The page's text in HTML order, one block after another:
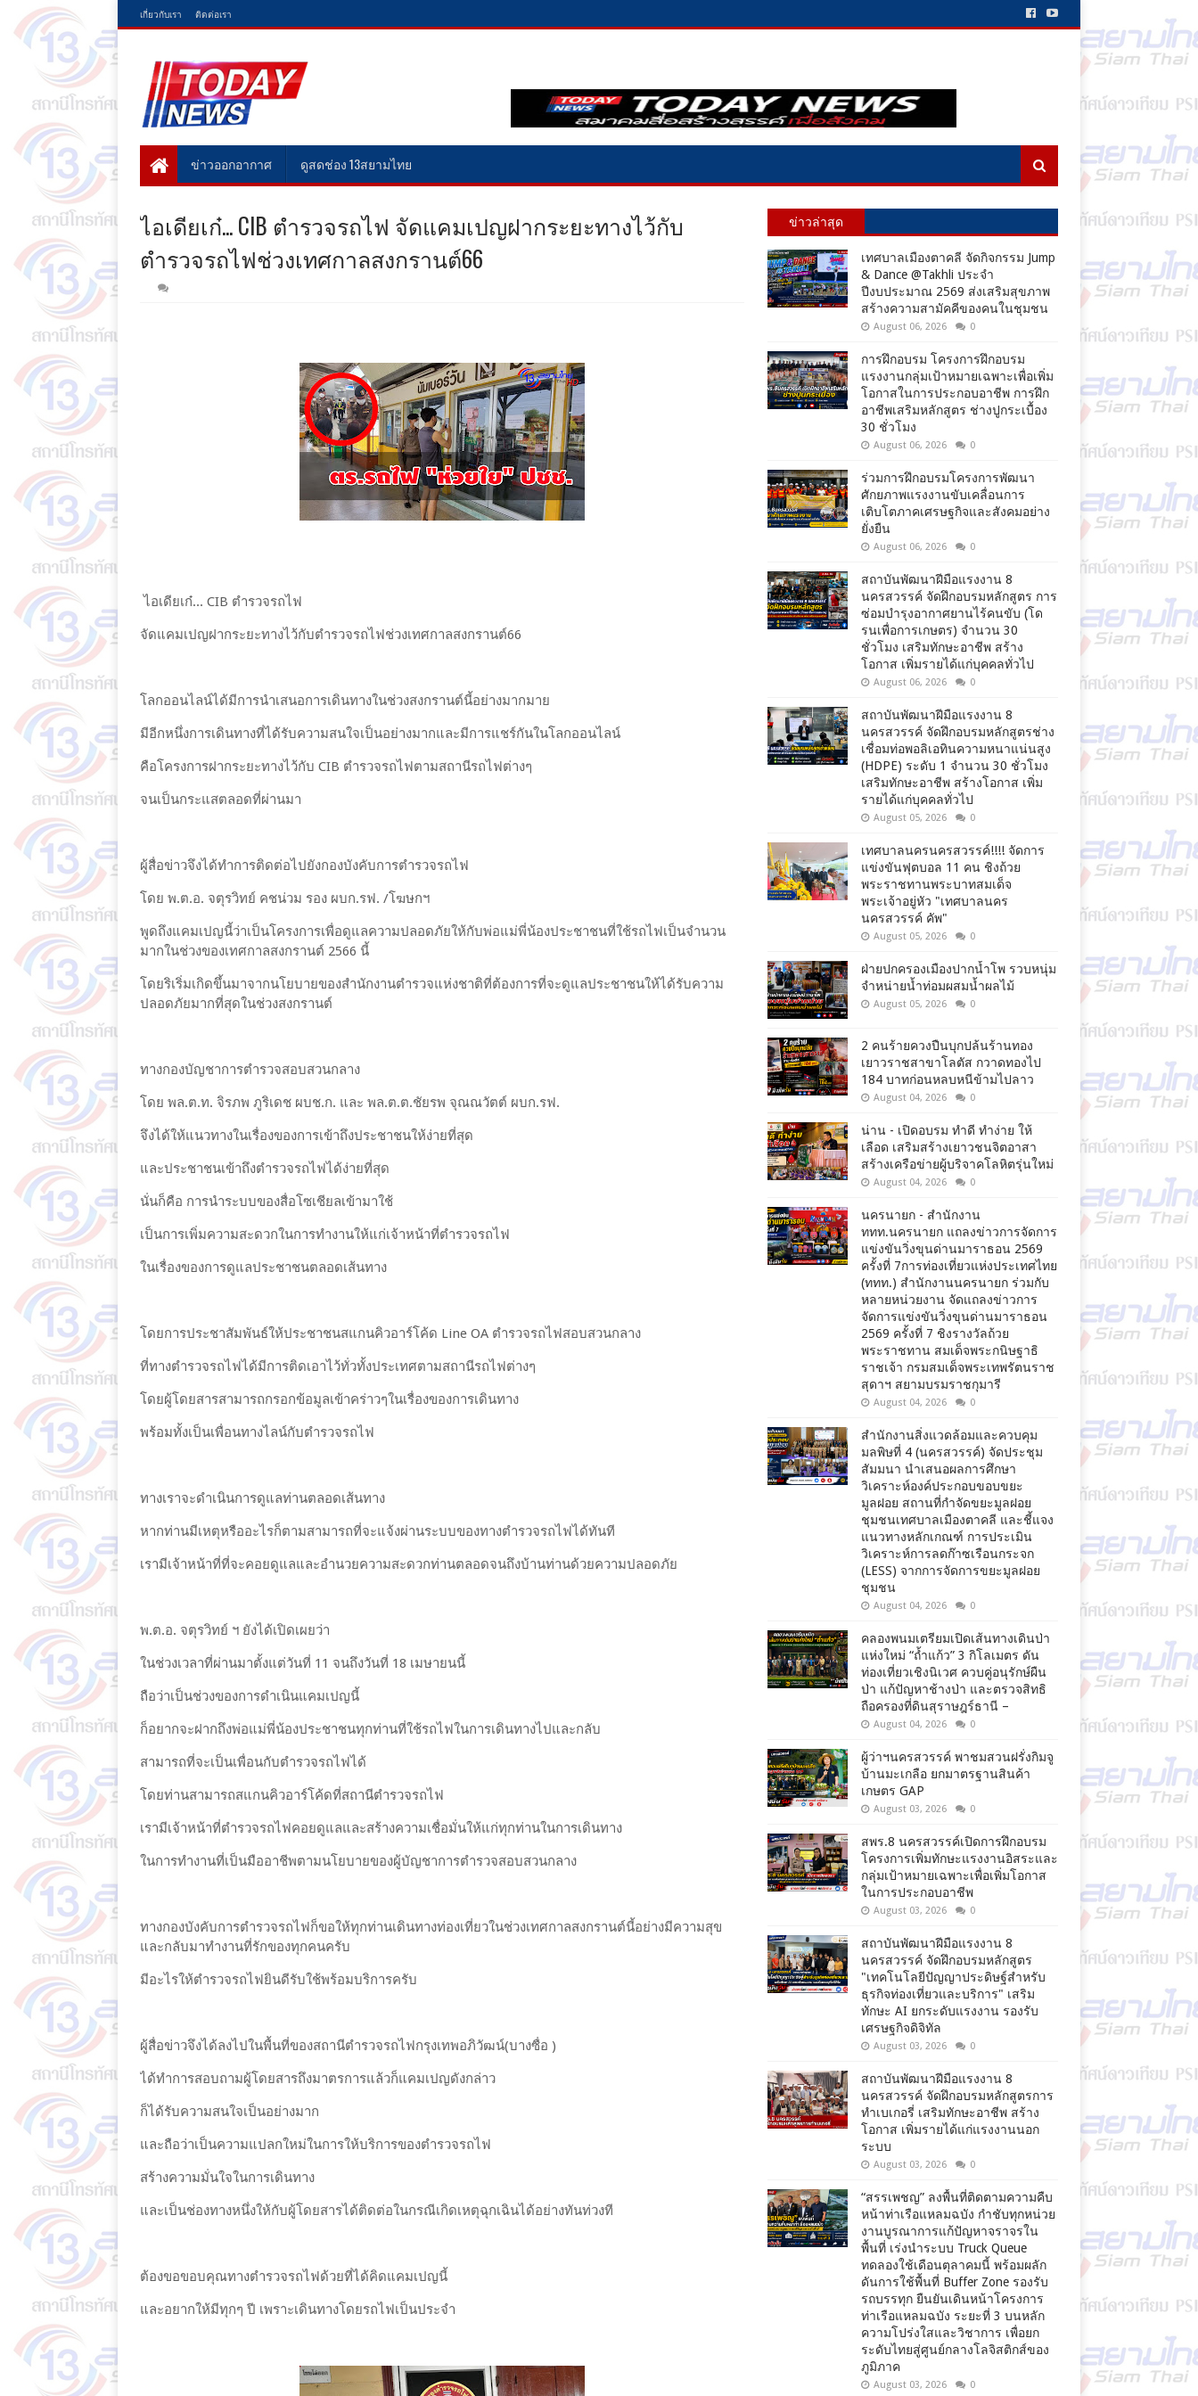
เกี่ยวกับเรา ติดต่อเรา
ข่าวออกอากาศ ดูสดช่อง 13สยามไทย
ไอเดียเก๋... CIB ตำรวจรถไฟ จัดแคมเปญฝากระยะทางไว้กับ
ตำรวจรถไฟช่วงเทศกาลสงกรานต์66
ไอเดียเก๋... CIB ตำรวจรถไฟ
จัดแคมเปญฝากระยะทางไว้กับตำรวจรถไฟช่วงเทศกาลสงกรานต์66
โลกออนไลน์ได้มีการนำเสนอการเดินทางในช่วงสงกรานต์นี้อย่างมากมาย
มีอีกหนึ่งการเดินทางที่ได้รับความสนใจเป็นอย่างมากและมีการแชร์กันในโลกออนไลน์
คือโครงการฝากระยะทางไว้กับ CIB ตำรวจรถไฟตามสถานีรถไฟต่างๆ
จนเป็นกระแสตลอดที่ผ่านมา
ผู้สื่อข่าวจึงได้ทำการติดต่อไปยังกองบังคับการตำรวจรถไฟ
โดย พ.ต.อ. จตุรวิทย์ คชน่วม รอง ผบก.รฟ. /โฆษกฯ
พูดถึงแคมเปญนี้ว่าเป็นโครงการเพื่อดูแลความปลอดภัยให้กับพ่อแม่พี่น้องประชาชนที่ใช้รถไฟเป็นจำนวน
มากในช่วงของเทศกาลสงกรานต์ 2566 นี้
โดยริเริ่มเกิดขึ้นมาจากนโยบายของสำนักงานตำรวจแห่งชาติที่ต้องการที่จะดูแลประชาชนให้ได้รับความ
ปลอดภัยมากที่สุดในช่วงสงกรานต์
ทางกองบัญชาการตำรวจสอบสวนกลาง
โดย พล.ต.ท. จิรภพ ภูริเดช ผบช.ก. และ พล.ต.ต.ชัยรพ จุณณวัตต์ ผบก.รฟ.
จึงได้ให้แนวทางในเรื่องของการเข้าถึงประชาชนให้ง่ายที่สุด
และประชาชนเข้าถึงตำรวจรถไฟได้ง่ายที่สุด
นั่นก็คือ การนำระบบของสื่อโซเชียลเข้ามาใช้
เป็นการเพิ่มความสะดวกในการทำงานให้แก่เจ้าหน้าที่ตำรวจรถไฟ
ในเรื่องของการดูแลประชาชนตลอดเส้นทาง
โดยการประชาสัมพันธ์ให้ประชาชนสแกนคิวอาร์โค้ด Line OA ตำรวจรถไฟสอบสวนกลาง
ที่ทางตำรวจรถไฟได้มีการติดเอาไว้ทั่วทั้งประเทศตามสถานีรถไฟต่างๆ
โดยผู้โดยสารสามารถกรอกข้อมูลเข้าคร่าวๆในเรื่องของการเดินทาง
พร้อมทั้งเป็นเพื่อนทางไลน์กับตำรวจรถไฟ
ทางเราจะดำเนินการดูแลท่านตลอดเส้นทาง
หากท่านมีเหตุหรืออะไรก็ตามสามารถที่จะแจ้งผ่านระบบของทางตำรวจรถไฟได้ทันที
เรามีเจ้าหน้าที่ที่จะคอยดูแลและอำนวยความสะดวกท่านตลอดจนถึงบ้านท่านด้วยความปลอดภัย
พ.ต.อ. จตุรวิทย์ ฯ ยังได้เปิดเผยว่า
ในช่วงเวลาที่ผ่านมาตั้งแต่วันที่ 11 จนถึงวันที่ 18 เมษายนนี้
ถือว่าเป็นช่วงของการดำเนินแคมเปญนี้
ก็อยากจะฝากถึงพ่อแม่พี่น้องประชาชนทุกท่านที่ใช้รถไฟในการเดินทางไปและกลับ
สามารถที่จะเป็นเพื่อนกับตำรวจรถไฟได้
โดยท่านสามารถสแกนคิวอาร์โค้ดที่สถานีตำรวจรถไฟ
เรามีเจ้าหน้าที่ตำรวจรถไฟคอยดูแลและสร้างความเชื่อมั่นให้แก่ทุกท่านในการเดินทาง
ในการทำงานที่เป็นมืออาชีพตามนโยบายของผู้บัญชาการตำรวจสอบสวนกลาง
ทางกองบังคับการตำรวจรถไฟก็ขอให้ทุกท่านเดินทางท่องเที่ยวในช่วงเทศกาลสงกรานต์นี้อย่างมีความสุข
และกลับมาทำงานที่รักของทุกคนครับ
มีอะไรให้ตำรวจรถไฟยินดีรับใช้พร้อมบริการครับ
ผู้สื่อข่าวจึงได้ลงไปในพื้นที่ของสถานีตำรวจรถไฟกรุงเทพอภิวัฒน์(บางซื่อ )
ได้ทำการสอบถามผู้โดยสารถึงมาตรการแล้วก็แคมเปญดังกล่าว
ก็ได้รับความสนใจเป็นอย่างมาก
และถือว่าเป็นความแปลกใหม่ในการให้บริการของตำรวจรถไฟ
สร้างความมั่นใจในการเดินทาง
และเป็นช่องทางหนึ่งให้กับผู้โดยสารได้ติดต่อในกรณีเกิดเหตุฉุกเฉินได้อย่างทันท่วงที
ต้องขอขอบคุณทางตำรวจรถไฟด้วยที่ได้คิดแคมเปญนี้
และอยากให้มีทุกๆ ปี เพราะเดินทางโดยรถไฟเป็นประจำ
ข่าวล่าสุด
เทศบาลเมืองตาคลี จัดกิจกรรม Jump
& Dance @Takhli ประจำ
ปีงบประมาณ 2569 ส่งเสริมสุขภาพ
สร้างความสามัคคีของคนในชุมชน
August 06, 2026 0
การฝึกอบรม โครงการฝึกอบรม
แรงงานกลุ่มเป้าหมายเฉพาะเพื่อเพิ่ม
โอกาสในการประกอบอาชีพ การฝึก
อาชีพเสริมหลักสูตร ช่างปูกระเบื้อง
30 ชั่วโมง
August 06, 2026 0
ร่วมการฝึกอบรมโครงการพัฒนา
ศักยภาพแรงงานขับเคลื่อนการ
เติบโตภาคเศรษฐกิจและสังคมอย่าง
ยั่งยืน
August 06, 2026 0
สถาบันพัฒนาฝีมือแรงงาน 8
นครสวรรค์ จัดฝึกอบรมหลักสูตร การ
ซ่อมบำรุงอากาศยานไร้คนขับ (โด
รนเพื่อการเกษตร) จำนวน 30
ชั่วโมง เสริมทักษะอาชีพ สร้าง
โอกาส เพิ่มรายได้แก่บุคคลทั่วไป
August 06, 2026 0
สถาบันพัฒนาฝีมือแรงงาน 8
นครสวรรค์ จัดฝึกอบรมหลักสูตรช่าง
เชื่อมท่อพอลิเอทินความหนาแน่นสูง
(HDPE) ระดับ 1 จำนวน 30 ชั่วโมง
เสริมทักษะอาชีพ สร้างโอกาส เพิ่ม
รายได้แก่บุคคลทั่วไป
August 05, 2026 0
เทศบาลนครนครสวรรค์!!!! จัดการ
แข่งขันฟุตบอล 11 คน ชิงถ้วย
พระราชทานพระบาทสมเด็จ
พระเจ้าอยู่หัว "เทศบาลนคร
นครสวรรค์ คัพ"
August 05, 2026 0
ฝ่ายปกครองเมืองปากน้ำโพ รวบหนุ่ม
จำหน่ายน้ำท่อมผสมน้ำผลไม้
August 05, 2026 0
2 คนร้ายควงปืนบุกปล้นร้านทอง
เยาวราชสาขาโลตัส กวาดทองไป
184 บาทก่อนหลบหนีข้ามไปลาว
August 04, 2026 0
น่าน - เปิดอบรม ทำดี ทำง่าย ให้
เลือด เสริมสร้างเยาวชนจิตอาสา
สร้างเครือข่ายผู้บริจาคโลหิตรุ่นใหม่
August 04, 2026 0
นครนายก - สำนักงาน
ททท.นครนายก แถลงข่าวการจัดการ
แข่งขันวิ่งขุนด่านมาราธอน 2569
ครั้งที่ 7การท่องเที่ยวแห่งประเทศไทย
(ททท.) สำนักงานนครนายก ร่วมกับ
หลายหน่วยงาน จัดแถลงข่าวการ
จัดการแข่งขันวิ่งขุนด่านมาราธอน
2569 ครั้งที่ 7 ชิงรางวัลถ้วย
พระราชทาน สมเด็จพระกนิษฐาธิ
ราชเจ้า กรมสมเด็จพระเทพรัตนราช
สุดาฯ สยามบรมราชกุมารี
August 04, 2026 0
สำนักงานสิ่งแวดล้อมและควบคุม
มลพิษที่ 4 (นครสวรรค์) จัดประชุม
สัมมนา นำเสนอผลการศึกษา
วิเคราะห์องค์ประกอบขอบขยะ
มูลฝอย สถานที่กำจัดขยะมูลฝอย
ชุมชนเทศบาลเมืองตาคลี และชี้แจง
แนวทางหลักเกณฑ์ การประเมิน
วิเคราะห์การลดก๊าซเรือนกระจก
(LESS) จากการจัดการขยะมูลฝอย
ชุมชน
August 04, 2026 0
คลองพนมเตรียมเปิดเส้นทางเดินป่า
แห่งใหม่ “ถ้ำแก้ว” 3 กิโลเมตร ดัน
ท่องเที่ยวเชิงนิเวศ ควบคู่อนุรักษ์ผืน
ป่า แก้ปัญหาช้างป่า และตรวจสิทธิ
ถือครองที่ดินสุราษฎร์ธานี –
August 04, 2026 0
ผู้ว่าฯนครสวรรค์ พาชมสวนฝรั่งกิมจู
บ้านมะเกลือ ยกมาตรฐานสินค้า
เกษตร GAP
August 03, 2026 0
สพร.8 นครสวรรค์เปิดการฝึกอบรม
โครงการเพิ่มทักษะแรงงานอิสระและ
กลุ่มเป้าหมายเฉพาะเพื่อเพิ่มโอกาส
ในการประกอบอาชีพ
August 03, 2026 0
สถาบันพัฒนาฝีมือแรงงาน 8
นครสวรรค์ จัดฝึกอบรมหลักสูตร
"เทคโนโลยีปัญญาประดิษฐ์สำหรับ
ธุรกิจท่องเที่ยวและบริการ" เสริม
ทักษะ AI ยกระดับแรงงาน รองรับ
เศรษฐกิจดิจิทัล
August 03, 2026 0
สถาบันพัฒนาฝีมือแรงงาน 8
นครสวรรค์ จัดฝึกอบรมหลักสูตรการ
ทำเบเกอรี่ เสริมทักษะอาชีพ สร้าง
โอกาส เพิ่มรายได้แก่แรงงานนอก
ระบบ
August 03, 2026 0
“สรรเพชญ” ลงพื้นที่ติดตามความคืบ
หน้าท่าเรือแหลมฉบัง กำชับทุกหน่วย
งานบูรณาการแก้ปัญหาจราจรใน
พื้นที่ เร่งนำระบบ Truck Queue
ทดลองใช้เดือนตุลาคมนี้ พร้อมผลัก
ดันการใช้พื้นที่ Buffer Zone รองรับ
รถบรรทุก ยืนยันเดินหน้าโครงการ
ท่าเรือแหลมฉบัง ระยะที่ 3 บนหลัก
ความโปร่งใสและวิชาการ เพื่อยก
ระดับไทยสู่ศูนย์กลางโลจิสติกส์ของ
ภูมิภาค
August 03, 2026 0